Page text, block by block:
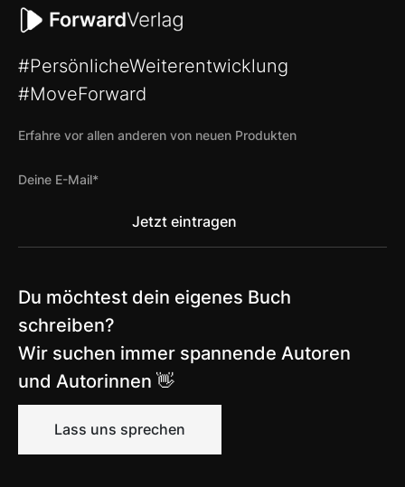
#PersönlicheWeiterentwicklung
#MoveForward
Erfahre vor allen anderen von neuen Produkten
Du möchtest dein eigenes Buch
schreiben?
Wir suchen immer spannende Autoren
und Autorinnen 👋
Lass uns sprechen